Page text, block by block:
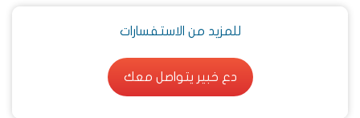
للمزيد من الاستفسارات
دع خبير يتواصل معك
دع خبير يتواصل معك